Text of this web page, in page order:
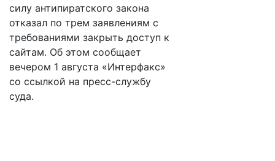
силу антипиратского закона
отказал по трем заявлениям с
требованиями закрыть доступ к
сайтам. Об этом сообщает
вечером 1 августа «Интерфакс»
со ссылкой на пресс-службу
суда.